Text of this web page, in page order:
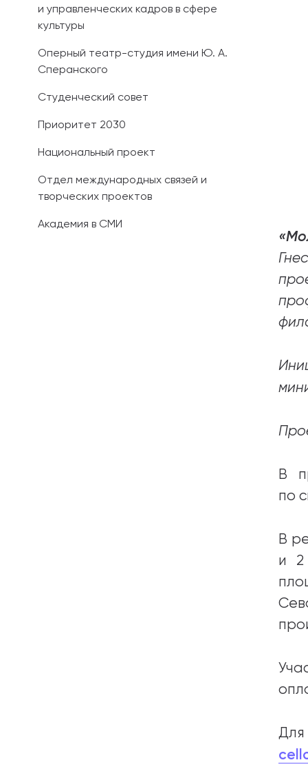
и управленческих кадров в сфере
культуры
Оперный театр-студия имени Ю. А.
Сперанского
Студенческий совет
Приоритет 2030
Национальный проект
Отдел международных связей и
творческих проектов
Академия в СМИ
В
по
В
и 2